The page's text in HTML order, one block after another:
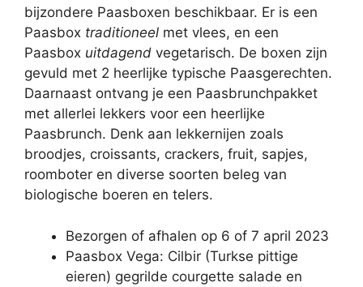
bijzondere Paasboxen beschikbaar. Er is een
Paasbox traditioneel met vlees, en een
Paasbox uitdagend vegetarisch. De boxen zijn
gevuld met 2 heerlijke typische Paasgerechten.
Daarnaast ontvang je een Paasbrunchpakket
met allerlei lekkers voor een heerlijke
Paasbrunch. Denk aan lekkernijen zoals
broodjes, croissants, crackers, fruit, sapjes,
roomboter en diverse soorten beleg van
biologische boeren en telers.
Bezorgen of afhalen op 6 of 7 april 2023
Paasbox Vega: Cilbir (Turkse pittige
eieren) gegrilde courgette salade en